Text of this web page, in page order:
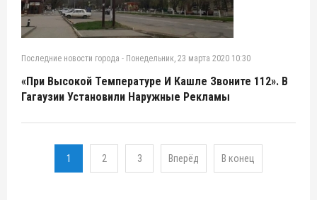
Последние новости города - Понедельник, 23 марта 2020 10:30
«При Высокой Температуре И Кашле Звоните 112». В
Гагаузии Установили Наружные Рекламы
1 2 3 Вперёд В конец